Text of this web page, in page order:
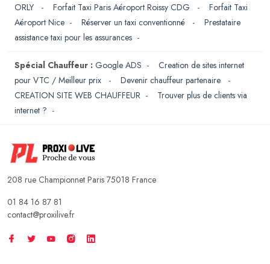
ORLY
- Forfait Taxi Paris Aéroport Roissy CDG - Forfait Taxi
Aéroport Nice - Réserver un taxi conventionné - Prestataire
assistance taxi pour les assurances -
Spécial Chauffeur : Google ADS - Creation de sites internet
pour VTC / Meilleur prix
- Devenir chauffeur partenaire
-
CREATION SITE WEB CHAUFFEUR - Trouver plus de clients via
internet ? -
208 rue Championnet Paris 75018 France
01 84 16 87 81
contact@proxilive.fr